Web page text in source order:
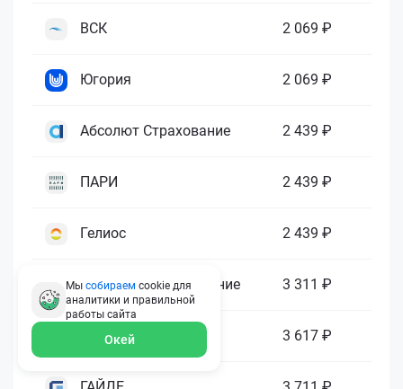
ВСК 2 069 ₽
Югория 2 069 ₽
Абсолют Страхование 2 439 ₽
ПАРИ 2 439 ₽
Гелиос 2 439 ₽
Ренессанс Страхование 3 311 ₽
Зетта Страхование 3 617 ₽
Мы собираем cookie для
аналитики и правильной
работы сайта
Окей